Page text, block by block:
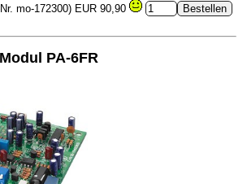
mo-172300) EUR 90,90
PA-6FR